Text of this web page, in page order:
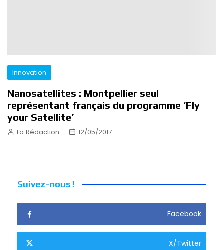
Innovation
Nanosatellites : Montpellier seul
représentant français du programme ‘Fly
your Satellite’
La Rédaction 12/05/2017
Suivez-nous !
Facebook
X/Twitter